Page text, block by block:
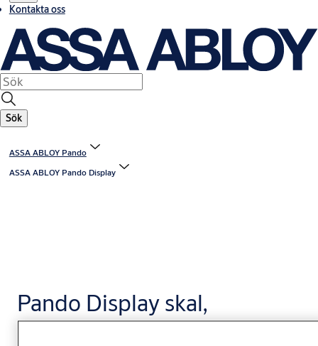
Kontakta oss
Sök
ASSA ABLOY Pando
ASSA ABLOY Pando Display
Pando Display skal,
svart